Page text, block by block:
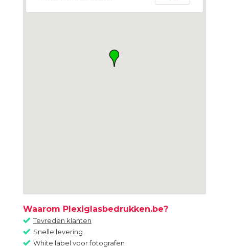
Waarom Plexiglasbedrukken.be?
Tevreden klanten
Snelle levering
White label voor fotografen